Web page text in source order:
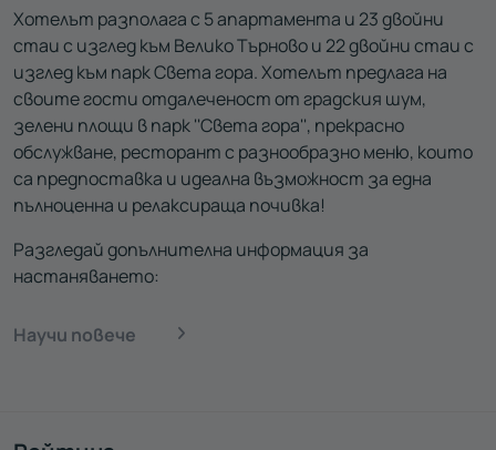
Хотелът разполага с 5 апартамента и 23 двойни
стаи с изглед към Велико Търново и 22 двойни стаи с
изглед към парк Света гора. Хотелът предлага на
своите гости отдалеченост от градския шум,
зелени площи в парк ''Света гора'', прекрасно
обслужване, ресторант с разнообразно меню, които
са предпоставка и идеална възможност за една
пълноценна и релаксираща почивка!
Разгледай допълнителна информация за
настаняването:
Научи повече